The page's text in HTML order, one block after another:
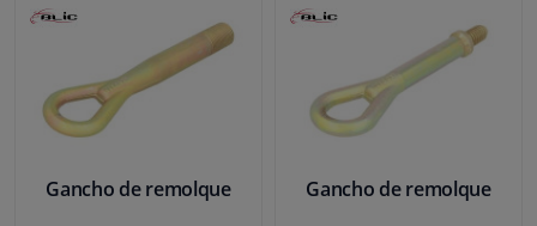
Gancho de remolque Gancho de remolque